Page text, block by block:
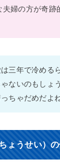
夫婦の方が奇跡
三年で冷める
ゃないのもしょ
ちゃだめだよね
ょうせい）